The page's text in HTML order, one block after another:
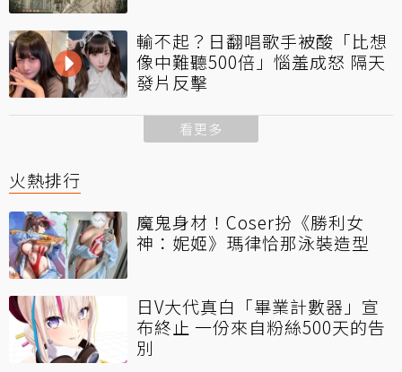
輸不起？日翻唱歌手被酸「比想
像中難聽500倍」惱羞成怒 隔天
發片反擊
看更多
火熱排行
魔鬼身材！Coser扮《勝利女
神：妮姬》瑪律恰那泳裝造型
日V大代真白「畢業計數器」宣
布終止 一份來自粉絲500天的告
別